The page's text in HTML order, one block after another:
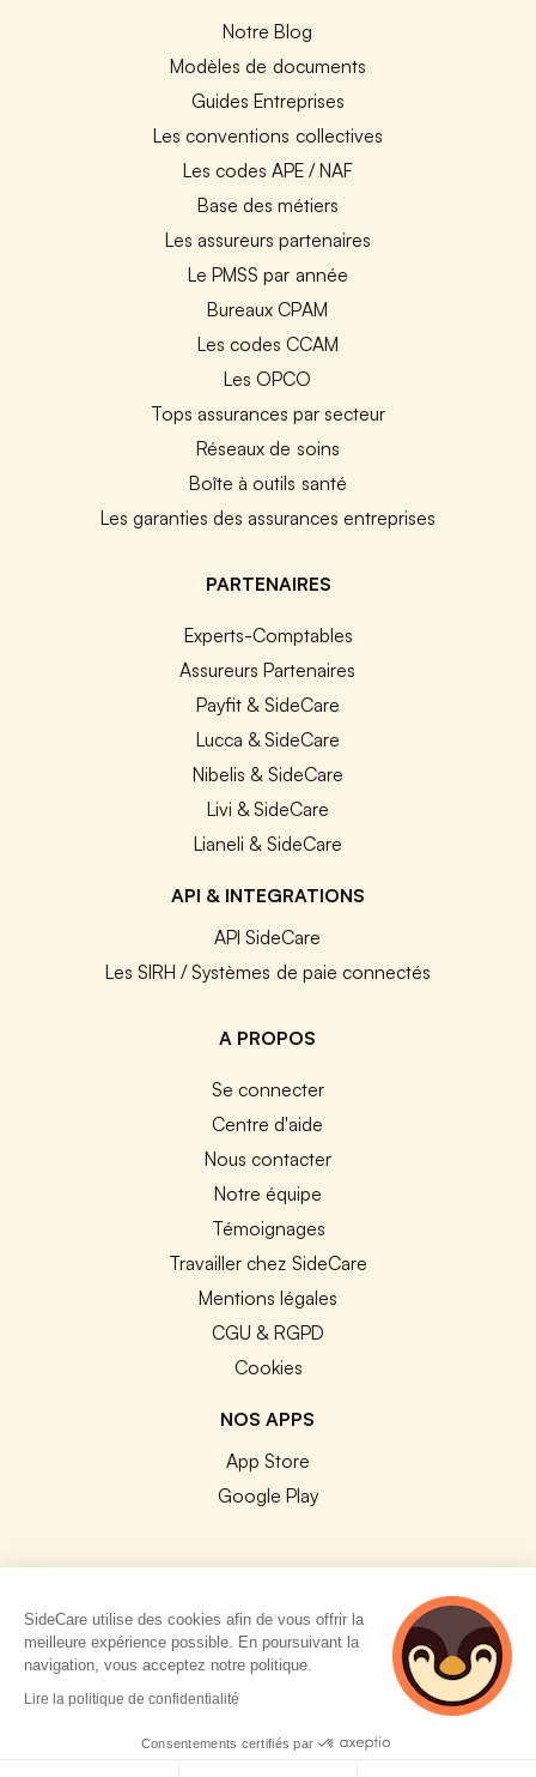
Notre Blog
Modèles de documents
Guides Entreprises
Les conventions collectives
Les codes APE / NAF
Base des métiers
Les assureurs partenaires
Le PMSS par année
Bureaux CPAM
Les codes CCAM
Les OPCO
Tops assurances par secteur
Réseaux de soins
Boîte à outils santé
Les garanties des assurances entreprises
PARTENAIRES
Experts-Comptables
Assureurs Partenaires
Payfit & SideCare
Lucca & SideCare
Nibelis & SideCare
Livi & SideCare
Lianeli & SideCare
API & INTEGRATIONS
API SideCare
Les SIRH / Systèmes de paie connectés
A PROPOS
Se connecter
Centre d'aide
Nous contacter
Notre équipe
Témoignages
Travailler chez SideCare
Mentions légales
CGU & RGPD
Cookies
NOS APPS
App Store
Google Play
© 2026 SideCare. Tous droits réservés.
SideCare utilise des cookies afin de vous offrir la
meilleure expérience possible. En poursuivant la
navigation, vous acceptez notre politique.
Lire la politique de confidentialité
Consentements certifiés par
4 personnes
consultent
actuellement cette